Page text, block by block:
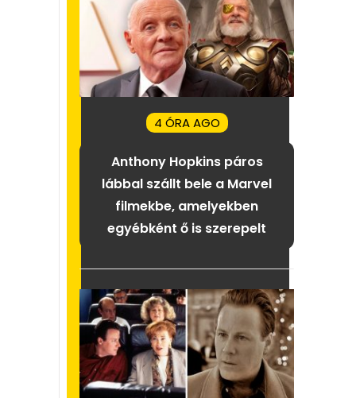
4 ÓRA AGO
Anthony Hopkins páros
lábbal szállt bele a Marvel
filmekbe, amelyekben
egyébként ő is szerepelt